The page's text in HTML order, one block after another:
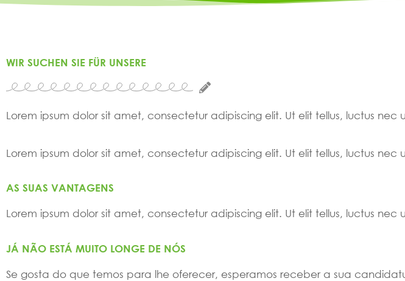
WIR SUCHEN SIE FÜR UNSERE
Lorem ipsum dolor sit amet, consectetur adipiscing elit. Ut elit tellus, luctus
Lorem ipsum dolor sit amet, consectetur adipiscing elit. Ut elit tellus, luctus
AS SUAS VANTAGENS
Lorem ipsum dolor sit amet, consectetur adipiscing elit. Ut elit tellus, luctus
JÁ NÃO ESTÁ MUITO LONGE DE NÓS
Se gosta do que temos para lhe oferecer, esperamos receber a sua